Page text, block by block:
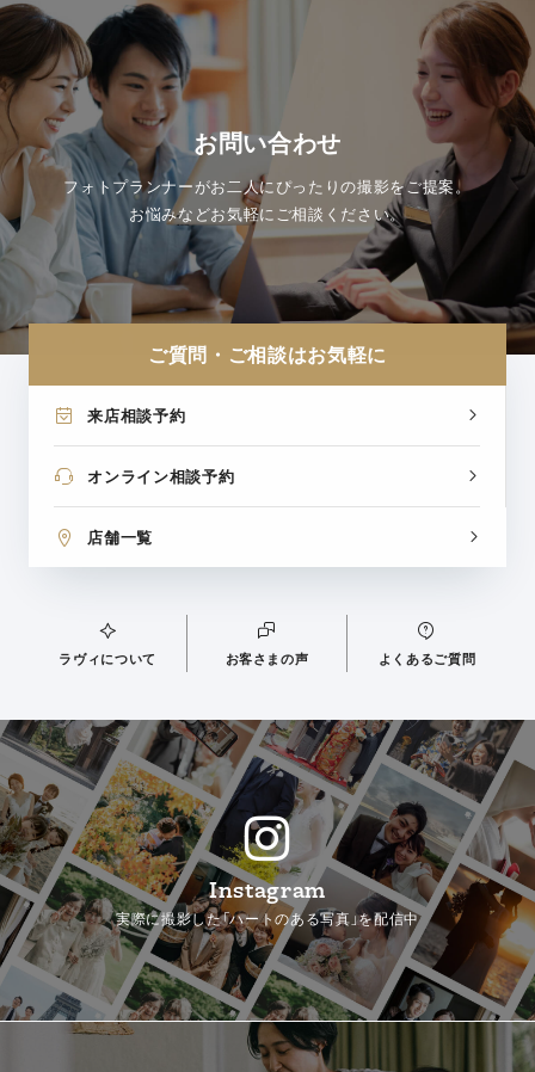
お問い合わせ
フォトプランナーがお二人にぴったりの撮影をご提案。
お悩みなどお気軽にご相談ください。
ご質問・ご相談はお気軽に
来店相談予約
オンライン相談予約
店舗一覧
ラヴィについて お客さまの声 よくあるご質問
Instagram
実際に撮影した「ハートのある写真」を配信中